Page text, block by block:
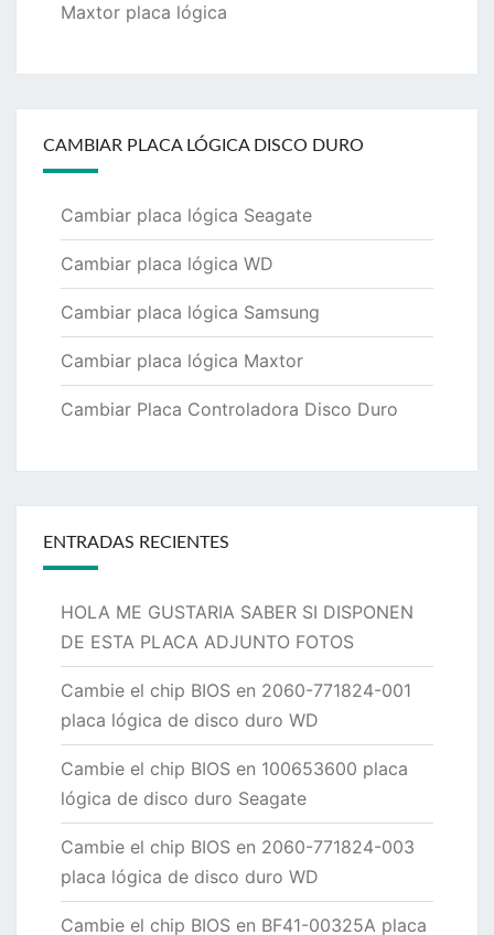
Maxtor placa lógica
CAMBIAR PLACA LÓGICA DISCO DURO
Cambiar placa lógica Seagate
Cambiar placa lógica WD
Cambiar placa lógica Samsung
Cambiar placa lógica Maxtor
Cambiar Placa Controladora Disco Duro
ENTRADAS RECIENTES
HOLA ME GUSTARIA SABER SI DISPONEN
DE ESTA PLACA ADJUNTO FOTOS
Cambie el chip BIOS en 2060-771824-001
placa lógica de disco duro WD
Cambie el chip BIOS en 100653600 placa
lógica de disco duro Seagate
Cambie el chip BIOS en 2060-771824-003
placa lógica de disco duro WD
Cambie el chip BIOS en BF41-00325A placa